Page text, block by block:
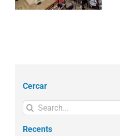
persones migrants
sobre la regularització
Cercar
Search
for:
Recents